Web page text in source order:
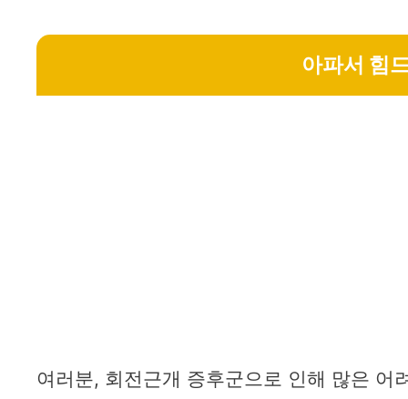
아파서 힘
여러분, 회전근개 증후군으로 인해 많은 어